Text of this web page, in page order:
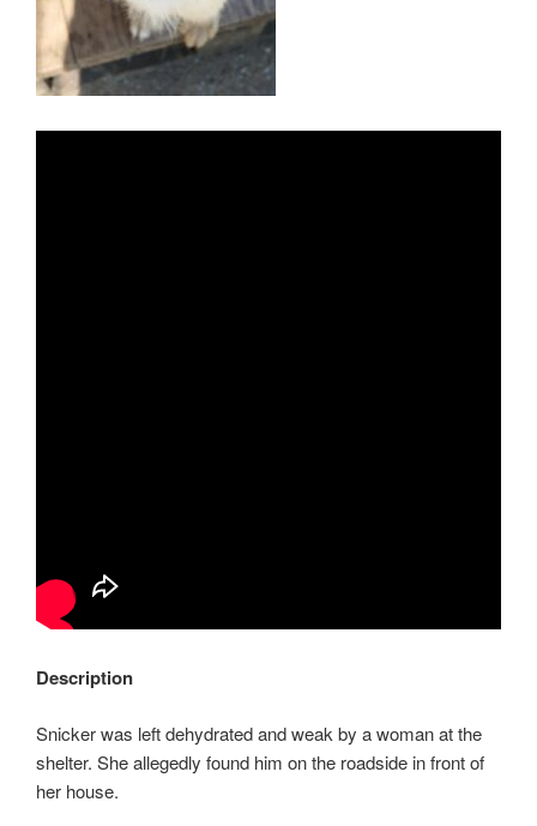
Description
Snicker was left dehydrated and weak by a woman at the
shelter. She allegedly found him on the roadside in front of
her house.